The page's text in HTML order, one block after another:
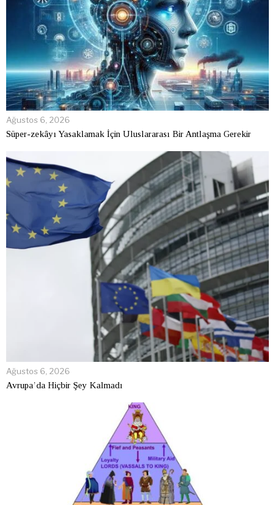
Ağustos 6, 2026
Süper-zekâyı Yasaklamak İçin Uluslararası Bir Antlaşma Gerekir
Ağustos 6, 2026
Avrupa’da Hiçbir Şey Kalmadı